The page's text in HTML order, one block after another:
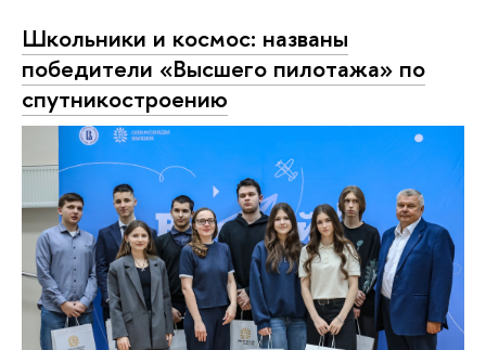
Школьники и космос: названы
победители «Высшего пилотажа» по
спутникостроению